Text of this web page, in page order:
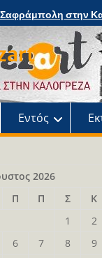
Χριστουγεννιάτικα
περιπέτεια»
του
του
Σαφράμπολη στην
Εντός
2026
Π Π Σ
Κ
1
2
6 7 8
9